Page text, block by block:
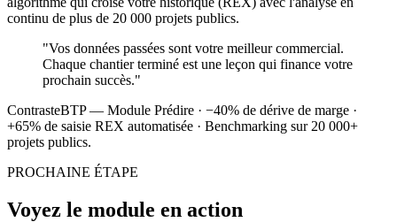
continu de plus de 20 000 projets publics.
"Vos données passées sont votre meilleur commercial.
Chaque chantier terminé est une leçon qui finance votre
prochain succès."
ContrasteBTP — Module Prédire · −40% de dérive de marge ·
+65% de saisie REX automatisée · Benchmarking sur 20 000+
projets publics.
PROCHAINE ÉTAPE
Voyez le module en action